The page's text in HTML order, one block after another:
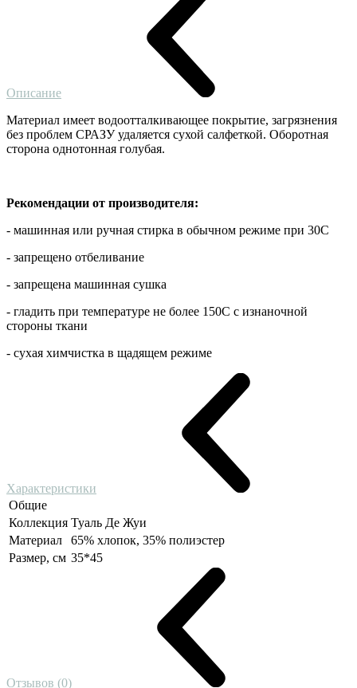
Описание
Материал имеет водоотталкивающее покрытие, загрязнения
без проблем СРАЗУ удаляется сухой салфеткой. Оборотная
сторона однотонная голубая.
Рекомендации от производителя:
- машинная или ручная стирка в обычном режиме при 30С
- запрещено отбеливание
- запрещена машинная сушка
- гладить при температуре не более 150С с изнаночной
стороны ткани
- сухая химчистка в щадящем режиме
Характеристики
Общие
Коллекция Туаль Де Жуи
Материал
65% хлопок, 35% полиэстер
Размер, см 35*45
Отзывов (0)